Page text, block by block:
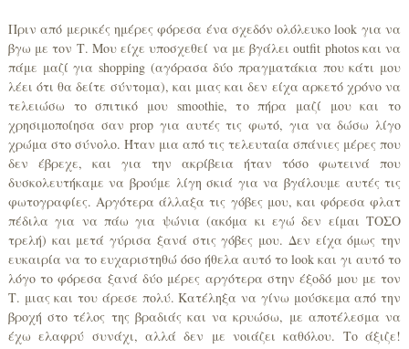
Πριν από μερικές ημέρες φόρεσα ένα σχεδόν ολόλευκο look για να
βγω με τον Τ. Μου είχε υποσχεθεί να με βγάλει outfit photos και να
πάμε μαζί για shopping (αγόρασα δύο πραγματάκια που κάτι μου
λέει ότι θα δείτε σύντομα), και μιας και δεν είχα αρκετό χρόνο να
τελειώσω το σπιτικό μου smoothie, το πήρα μαζί μου και το
χρησιμοποίησα σαν prop για αυτές τις φωτό, για να δώσω λίγο
χρώμα στο σύνολο. Ήταν μια από τις τελευταία σπάνιες μέρες που
δεν έβρεχε, και για την ακρίβεια ήταν τόσο φωτεινά που
δυσκολευτήκαμε να βρούμε λίγη σκιά για να βγάλουμε αυτές τις
φωτογραφίες. Αργότερα άλλαξα τις γόβες μου, και φόρεσα φλατ
πέδιλα για να πάω για ψώνια (ακόμα κι εγώ δεν είμαι ΤΟΣΟ
τρελή) και μετά γύρισα ξανά στις γόβες μου. Δεν είχα όμως την
ευκαιρία να το ευχαριστηθώ όσο ήθελα αυτό το look και γι αυτό το
λόγο το φόρεσα ξανά δύο μέρες αργότερα στην έξοδό μου με τον
Τ. μιας και του άρεσε πολύ. Κατέληξα να γίνω μούσκεμα από την
βροχή στο τέλος της βραδιάς και να κρυώσω, με αποτέλεσμα να
έχω ελαφρύ συνάχι, αλλά δεν με νοιάζει καθόλου. Το άξιζε!